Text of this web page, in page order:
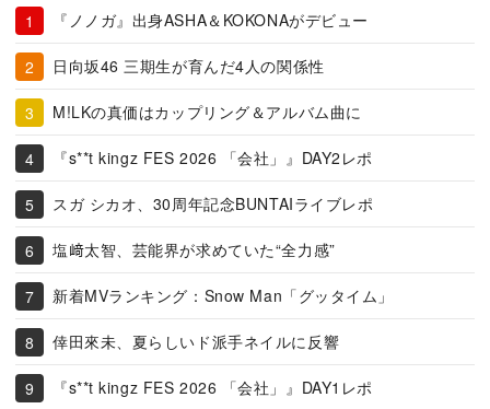
『ノノガ』出身ASHA＆KOKONAがデビュー
日向坂46 三期生が育んだ4人の関係性
M!LKの真価はカップリング＆アルバム曲に
『s**t kingz FES 2026 「会社」』DAY2レポ
スガ シカオ、30周年記念BUNTAIライブレポ
塩﨑太智、芸能界が求めていた“全力感”
新着MVランキング：Snow Man「グッタイム」
倖田來未、夏らしいド派手ネイルに反響
『s**t kingz FES 2026 「会社」』DAY1レポ